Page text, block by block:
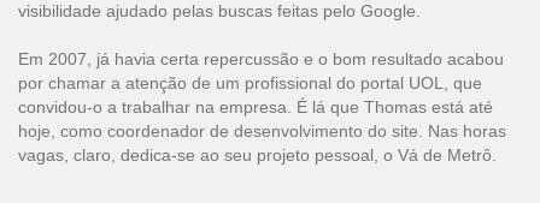
visibilidade ajudado pelas buscas feitas pelo Google.
Em 2007, já havia certa repercussão e o bom resultado acabou
por chamar a atenção de um profissional do portal UOL, que
convidou-o a trabalhar na empresa. É lá que Thomas está até
hoje, como coordenador de desenvolvimento do site. Nas horas
vagas, claro, dedica-se ao seu projeto pessoal, o Vá de Metrô.